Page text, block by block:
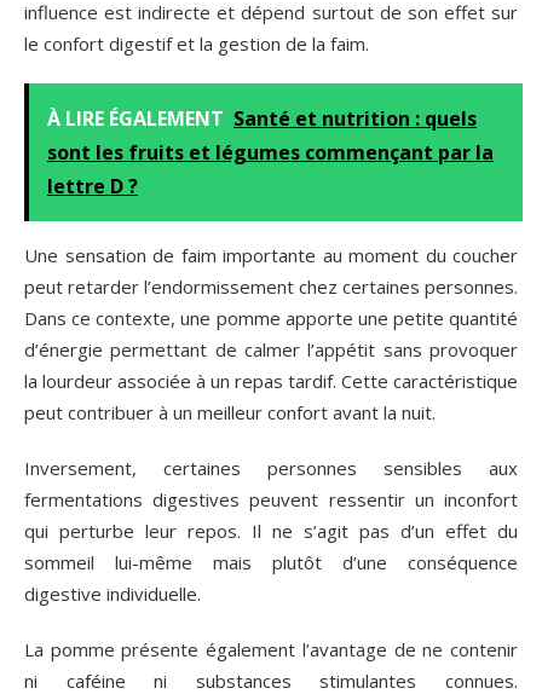
influence est indirecte et dépend surtout de son effet sur
le confort digestif et la gestion de la faim.
À LIRE ÉGALEMENT Santé et nutrition : quels
sont les fruits et légumes commençant par la
lettre D ?
Une sensation de faim importante au moment du coucher
peut retarder l’endormissement chez certaines personnes.
Dans ce contexte, une pomme apporte une petite quantité
d’énergie permettant de calmer l’appétit sans provoquer
la lourdeur associée à un repas tardif. Cette caractéristique
peut contribuer à un meilleur confort avant la nuit.
Inversement, certaines personnes sensibles aux
fermentations digestives peuvent ressentir un inconfort
qui perturbe leur repos. Il ne s’agit pas d’un effet du
sommeil lui-même mais plutôt d’une conséquence
digestive individuelle.
La pomme présente également l’avantage de ne contenir
ni caféine ni substances stimulantes connues.